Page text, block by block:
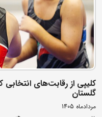
کلیپی از رقابت‌های انتخابی
گلستان
مردادماه 1405